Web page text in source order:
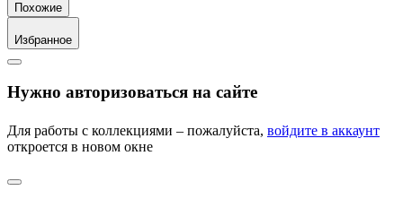
Похожие
Избранное
Нужно авторизоваться на сайте
Для работы с коллекциями – пожалуйста, войдите в аккаунт
откроется в новом окне